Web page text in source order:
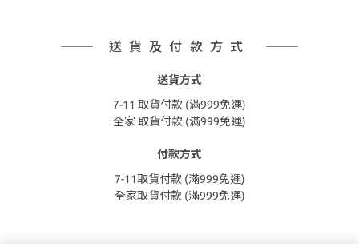
送貨及付款方式
送貨方式
7-11 取貨付款 (滿999免運)
全家 取貨付款 (滿999免運)
付款方式
7-11取貨付款 (滿999免運)
全家取貨付款 (滿999免運)